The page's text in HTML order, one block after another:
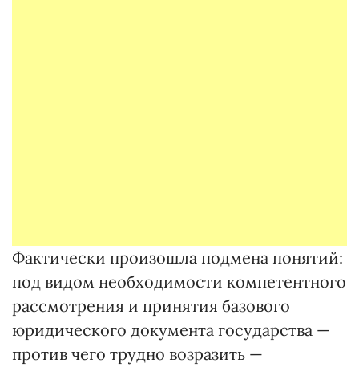
Фактически произошла подмена понятий:
под видом необходимости компетентного
рассмотрения и принятия базового
юридического документа государства —
против чего трудно возразить —